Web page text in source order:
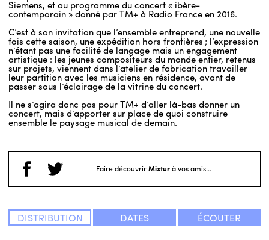
Siemens, et au programme du concert « ibère-
contemporain » donné par TM+ à Radio France en 2016.
C’est à son invitation que l’ensemble entreprend, une nouvelle
fois cette saison, une expédition hors frontières ; l’expression
n’étant pas une facilité de langage mais un engagement
artistique : les jeunes compositeurs du monde entier, retenus
sur projets, viennent dans l’atelier de fabrication travailler
leur partition avec les musiciens en résidence, avant de
passer sous l’éclairage de la vitrine du concert.
Il ne s’agira donc pas pour TM+ d’aller là-bas donner un
concert, mais d’apporter sur place de quoi construire
ensemble le paysage musical de demain.
Faire découvrirMixturà vos amis...
DISTRIBUTION DATES ÉCOUTER